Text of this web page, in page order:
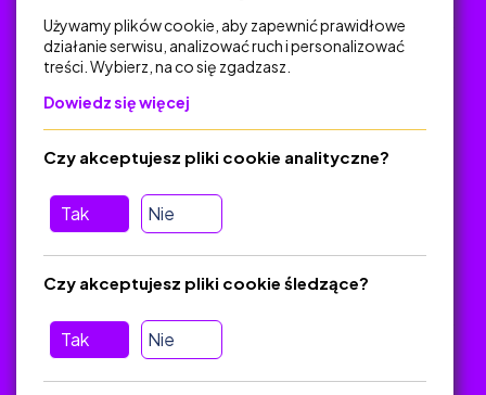
Na skróty
Polityka Prywatności
O platformie
Baza materiałów dydaktycznych
Jak zostać autorem
Używamy plików cookie, aby zapewnić prawidłowe
działanie serwisu, analizować ruch i personalizować
treści. Wybierz, na co się zgadzasz.
Dowiedz się więcej
Tak Nie
Czy akceptujesz pliki cookie analityczne?
Tak Nie
Czy akceptujesz pliki cookie śledzące?